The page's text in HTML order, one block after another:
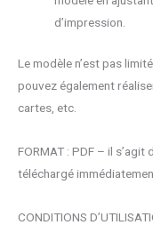
d’impression.
Le modèle n’est pas
pouvez également
cartes, etc.
FORMAT : PDF – il
téléchargé
CONDITIONS